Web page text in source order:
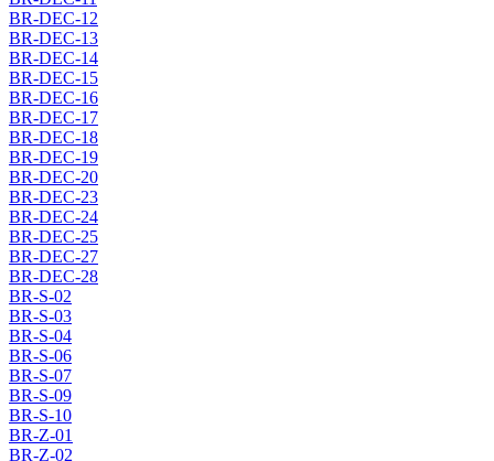
BR-DEC-12
BR-DEC-13
BR-DEC-14
BR-DEC-15
BR-DEC-16
BR-DEC-17
BR-DEC-18
BR-DEC-19
BR-DEC-20
BR-DEC-23
BR-DEC-24
BR-DEC-25
BR-DEC-27
BR-DEC-28
BR-S-02
BR-S-03
BR-S-04
BR-S-06
BR-S-07
BR-S-09
BR-S-10
BR-Z-01
BR-Z-02